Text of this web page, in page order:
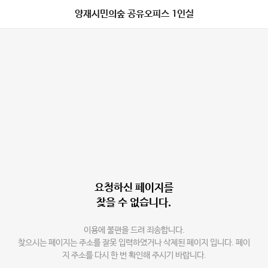
양재시민의숲 공유오피스 1인실
요청하신 페이지를
찾을 수 없습니다.
이용에 불편을 드려 죄송합니다.
찾으시는 페이지는 주소를 잘못 입력하였거나 삭제된 페이지 입니다. 페이
지 주소를 다시 한 번 확인해 주시기 바랍니다.